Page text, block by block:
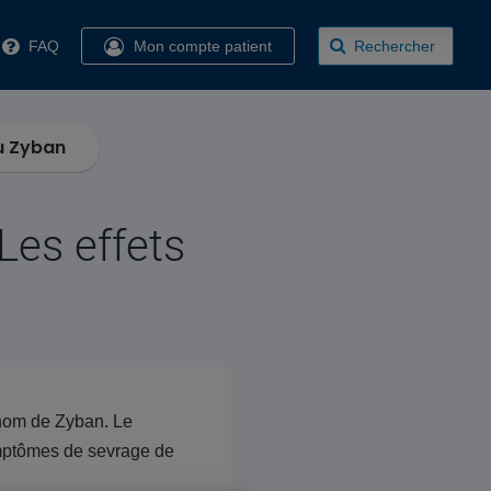
FAQ Mon compte patient Rechercher
Zyban
effets
de Zyban. Le
de sevrage de